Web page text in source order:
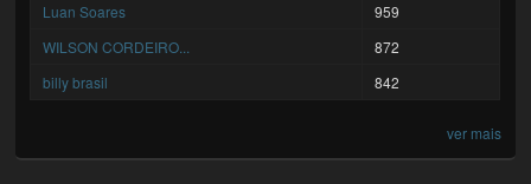
Luan Soares
959
WILSON CORDEIRO...
872
billy brasil
842
ver mais